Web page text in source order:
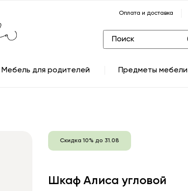
Оплата и доставка
Мебель для родителей Предметы мебели
Скидка 10% до 31.08
Шкаф Алиса угловой